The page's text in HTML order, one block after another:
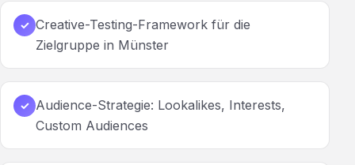
✓ Creative-Testing-Framework für die
Zielgruppe in Münster
✓ Audience-Strategie: Lookalikes, Interests,
Custom Audiences